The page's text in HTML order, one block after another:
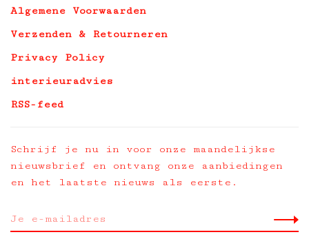
Algemene Voorwaarden
Verzenden & Retourneren
Privacy Policy
interieuradvies
RSS-feed
Schrijf je nu in voor onze maandelijkse
nieuwsbrief en ontvang onze aanbiedingen
en het laatste nieuws als eerste.